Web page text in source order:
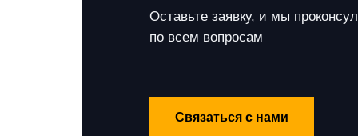
Оставьте заявку, и мы
по всем вопросам
Связаться с нами